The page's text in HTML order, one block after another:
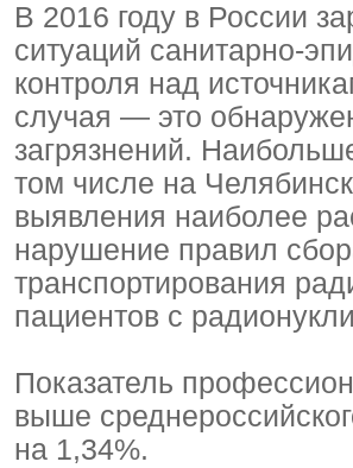
В 2016 году в России
ситуаций санитарно-
контроля над
случая — это
загрязнений.
том числе на
выявления наиболее
нарушение правил
транспортирования
пациентов с
Показатель
выше
на 1,34%.